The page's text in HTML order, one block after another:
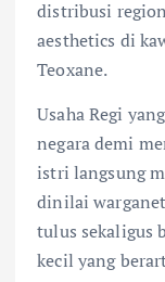
distribusi
aesthetics di
Teoxane.
Usaha Regi
negara demi
istri langsung
dinilai
tulus sekaligus
kecil yang